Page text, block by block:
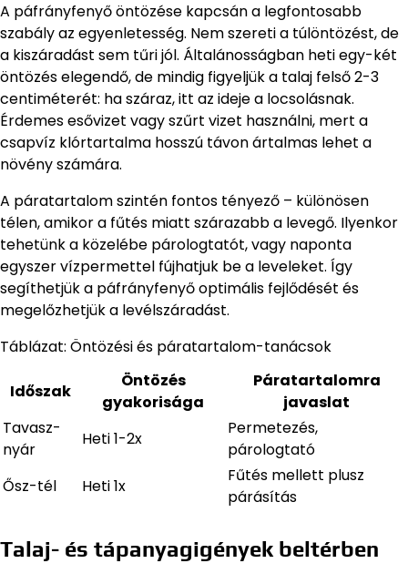
A páfrányfenyő öntözése kapcsán a legfontosabb
szabály az egyenletesség. Nem szereti a túlöntözést, de
a kiszáradást sem tűri jól. Általánosságban heti egy-két
öntözés elegendő, de mindig figyeljük a talaj felső 2-3
centiméterét: ha száraz, itt az ideje a locsolásnak.
Érdemes esővizet vagy szűrt vizet használni, mert a
csapvíz klórtartalma hosszú távon ártalmas lehet a
növény számára.
A páratartalom szintén fontos tényező – különösen
télen, amikor a fűtés miatt szárazabb a levegő. Ilyenkor
tehetünk a közelébe párologtatót, vagy naponta
egyszer vízpermettel fújhatjuk be a leveleket. Így
segíthetjük a páfrányfenyő optimális fejlődését és
megelőzhetjük a levélszáradást.
Táblázat: Öntözési és páratartalom-tanácsok
Időszak
Öntözés
gyakorisága
Páratartalomra
javaslat
Tavasz-
nyár
Heti 1-2x
Permetezés,
párologtató
Ősz-tél
Heti 1x
Fűtés mellett plusz
párásítás
Talaj- és tápanyagigények beltérben